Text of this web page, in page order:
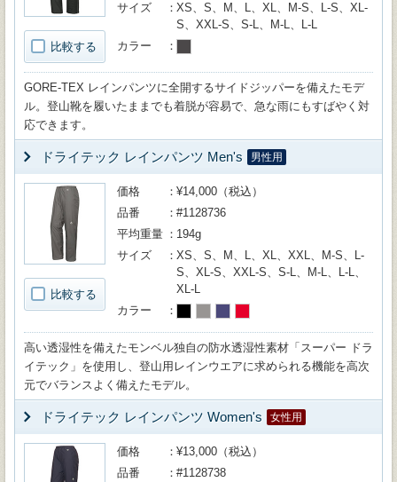
比較する
サイズ
XS、S、M、L、XL、M-S、L-S、XL-
S、XXL-S、S-L、M-L、L-L
カラー
GORE-TEX レインパンツに全開するサイドジッパーを備えたモデ
ル。登山靴を履いたままでも着脱が容易で、急な雨にもすばやく対
応できます。
ドライテック レインパンツ Men's 男性用
比較する
価格
¥14,000（税込）
品番
#1128736
平均重量
194g
サイズ
XS、S、M、L、XL、XXL、M-S、L-
S、XL-S、XXL-S、S-L、M-L、L-L、
XL-L
カラー
高い透湿性を備えたモンベル独自の防水透湿性素材「スーパー ドラ
イテック」を使用し、登山用レインウエアに求められる機能を高次
元でバランスよく備えたモデル。
ドライテック レインパンツ Women's 女性用
価格
¥13,000（税込）
品番
#1128738